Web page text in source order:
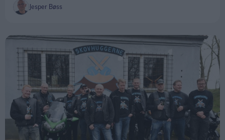
Jesper Bøss